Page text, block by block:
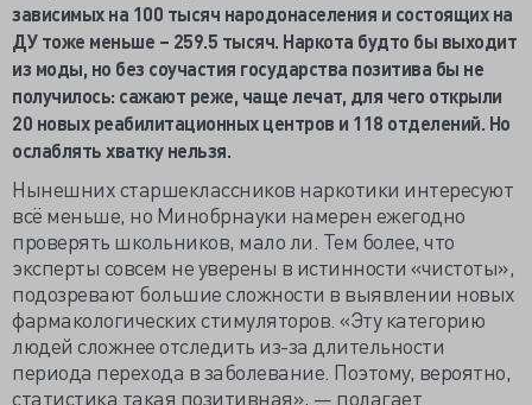
зависимых на 100 тысяч народонаселения и состоящих на
ДУ тоже меньше – 259.5 тысяч. Наркота будто бы выходит
из моды, но без соучастия государства позитива бы не
получилось: сажают реже, чаще лечат, для чего открыли
20 новых реабилитационных центров и 118 отделений. Но
ослаблять хватку нельзя.
Нынешних старшеклассников наркотики интересуют
всё меньше, но Минобрнауки намерен ежегодно
проверять школьников, мало ли. Тем более, что
эксперты совсем не уверены в истинности «чистоты»,
подозревают большие сложности в выявлении новых
фармакологических стимуляторов. «Эту категорию
людей сложнее отследить из-за длительности
периода перехода в заболевание. Поэтому, вероятно,
статистика такая позитивная», — полагает